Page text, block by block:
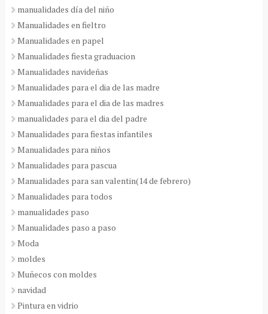
manualidades día del niño
Manualidades en fieltro
Manualidades en papel
Manualidades fiesta graduacion
Manualidades navideñas
Manualidades para el dia de las madre
Manualidades para el dia de las madres
manualidades para el dia del padre
Manualidades para fiestas infantiles
Manualidades para niños
Manualidades para pascua
Manualidades para san valentin(14 de febrero)
Manualidades para todos
manualidades paso
Manualidades paso a paso
Moda
moldes
Muñecos con moldes
navidad
Pintura en vidrio